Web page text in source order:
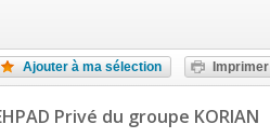
Ajouter à ma sélection Imprimer
Privé du groupe KORIAN